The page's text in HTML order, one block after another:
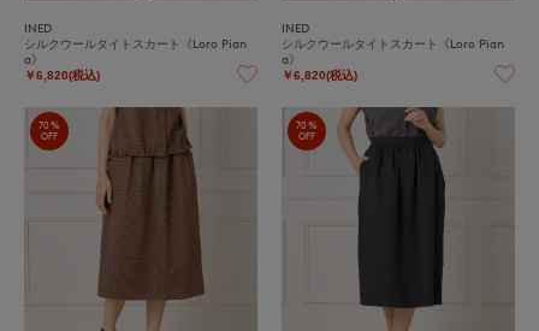
INED
シルクウールタイトスカート《Loro Pian
a》
￥6,820(税込)
INED
シルクウールタイトスカート《Loro Pian
a》
￥6,820(税込)
70%
OFF
70%
OFF